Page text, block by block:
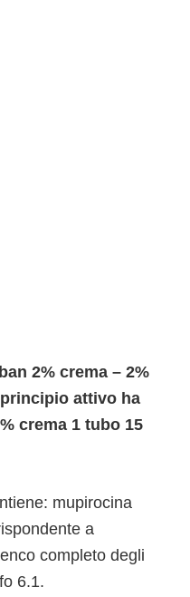
2% crema – 2%
attivo ha
crema 1 tubo 15
mupirocina
a
completo degli
6.1.